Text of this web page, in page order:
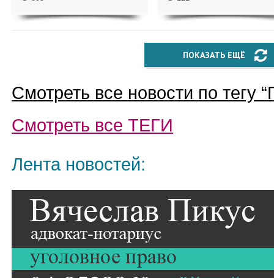
ПОКАЗАТЬ ЕЩЁ
Смотреть все новости по тегу “
Смотреть все ТЕГИ
Лента новостей: